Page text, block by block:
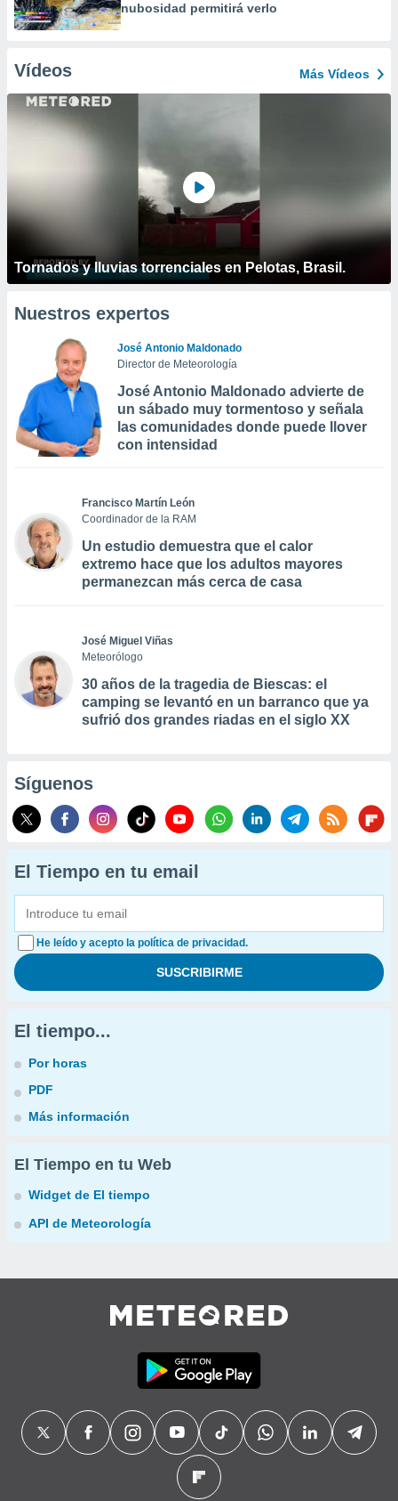
nubosidad permitirá verlo
Vídeos Más Vídeos
Tornados y lluvias torrenciales en Pelotas, Brasil.
Nuestros expertos
José Antonio Maldonado
Director de Meteorología
José Antonio Maldonado advierte de
un sábado muy tormentoso y señala
las comunidades donde puede llover
con intensidad
Francisco Martín León
Coordinador de la RAM
Un estudio demuestra que el calor
extremo hace que los adultos mayores
permanezcan más cerca de casa
José Miguel Viñas
Meteorólogo
30 años de la tragedia de Biescas: el
camping se levantó en un barranco que ya
sufrió dos grandes riadas en el siglo XX
Síguenos
El Tiempo en tu email
He leído y acepto la política de privacidad.
El tiempo...
Por horas
PDF
Más información
El Tiempo en tu Web
Widget de El tiempo
API de Meteorología